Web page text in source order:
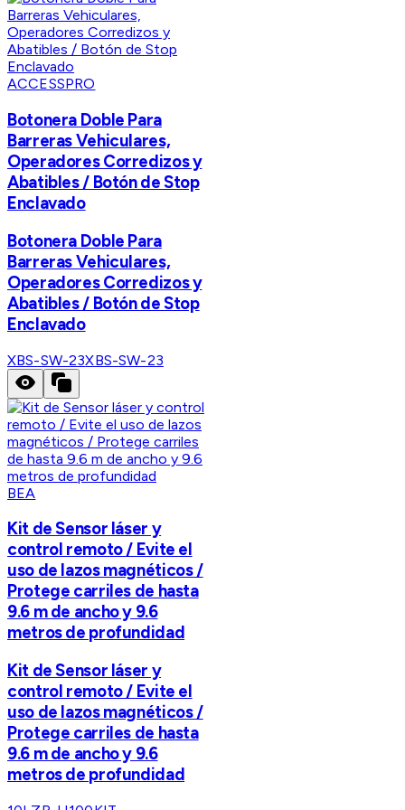
ACCESSPRO
Botonera Doble Para
Barreras Vehiculares,
Operadores Corredizos y
Abatibles / Botón de Stop
Enclavado
Botonera Doble Para
Barreras Vehiculares,
Operadores Corredizos y
Abatibles / Botón de Stop
Enclavado
XBS-SW-23XBS-SW-23
BEA
Kit de Sensor láser y
control remoto / Evite el
uso de lazos magnéticos /
Protege carriles de hasta
9.6 m de ancho y 9.6
metros de profundidad
Kit de Sensor láser y
control remoto / Evite el
uso de lazos magnéticos /
Protege carriles de hasta
9.6 m de ancho y 9.6
metros de profundidad